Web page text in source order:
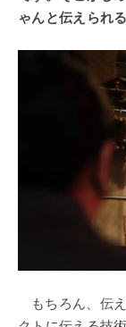
ゃんと伝えられ
もちろん、伝